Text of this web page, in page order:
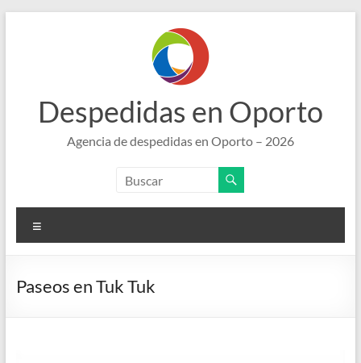
Despedidas en Oporto
Agencia de despedidas en Oporto – 2026
Paseos en Tuk Tuk